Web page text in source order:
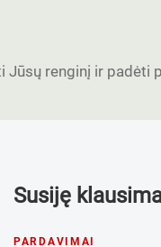
Jūsų renginį ir padėti
Susiję
PARDAVIMAI